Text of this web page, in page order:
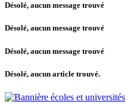
Désolé, aucun message trouvé
Désolé, aucun message trouvé
Désolé, aucun message trouvé
Désolé, aucun article trouvé.